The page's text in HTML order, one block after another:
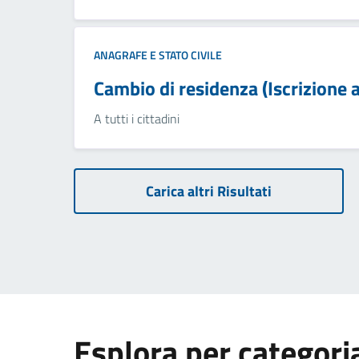
ANAGRAFE E STATO CIVILE
Cambio di residenza (Iscrizione
A tutti i cittadini
Carica altri Risultati